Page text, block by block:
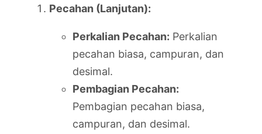
Pecahan (Lanjutan):
Perkalian Pecahan: Perkalian
pecahan biasa, campuran, dan
desimal.
Pembagian Pecahan:
Pembagian pecahan biasa,
campuran, dan desimal.